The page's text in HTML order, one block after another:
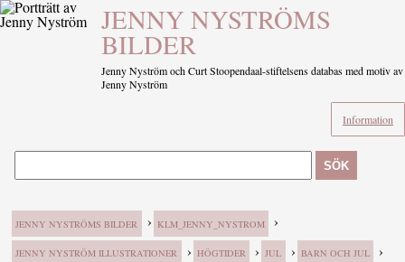
JENNY NYSTRÖMS
BILDER
Jenny Nyström och Curt Stoopendaal-stiftelsens databas med motiv av
Jenny Nyström
Information
SÖK
JENNY NYSTRÖMS BILDER › KLM_JENNY_NYSTROM ›
JENNY NYSTRÖM ILLUSTRATIONER › HÖGTIDER › JUL › BARN OCH JUL ›